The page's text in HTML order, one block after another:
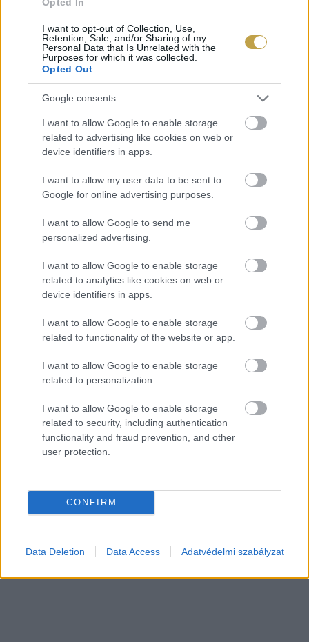
I want to opt-out of Collection, Use,
Retention, Sale, and/or Sharing of my
Personal Data that Is Unrelated with the
Purposes for which it was collected.
Opted Out
Google consents
I want to allow Google to enable storage
related to advertising like cookies on web or
device identifiers in apps.
I want to allow my user data to be sent to
Google for online advertising purposes.
I want to allow Google to send me
personalized advertising.
I want to allow Google to enable storage
related to analytics like cookies on web or
device identifiers in apps.
I want to allow Google to enable storage
related to functionality of the website or app.
I want to allow Google to enable storage
related to personalization.
I want to allow Google to enable storage
related to security, including authentication
functionality and fraud prevention, and other
user protection.
CONFIRM
Data Deletion Data Access Adatvédelmi szabályzat
EZEK IS ÉRDEKELHETNEK
LEHULLT A LEPEL A VINCE JUNIÁLISON
A Vince nyári borkóstolóján a Vince Magazin júniusi tesztjén